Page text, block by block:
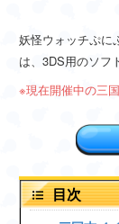
妖怪ウォッチぷに
は、3DS用のソフ
※現在開催中の三
目次